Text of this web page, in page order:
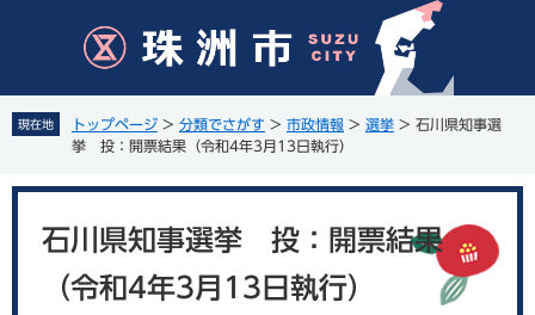
先
頭
す
を
飛
し
現在地 トップページ > 分類でさがす > 市政情報 > 選挙 > 石川県知事選
挙 投：開票結果（令和4年3月13日執行）
石川県知事選挙 投：開票結果
（令和4年3月13日執行）